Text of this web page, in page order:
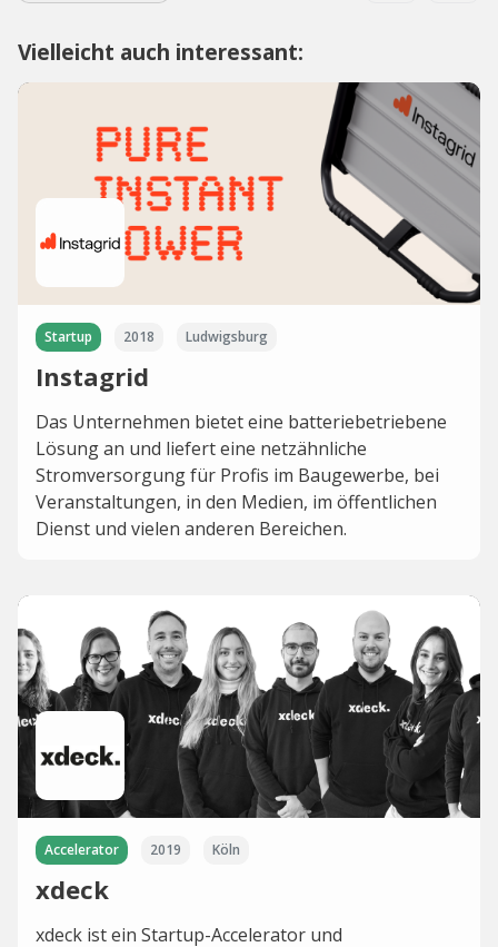
Vielleicht auch interessant:
Startup 2018 Ludwigsburg
Instagrid
Das Unternehmen bietet eine batteriebetriebene
Lösung an und liefert eine netzähnliche
Stromversorgung für Profis im Baugewerbe, bei
Veranstaltungen, in den Medien, im öffentlichen
Dienst und vielen anderen Bereichen.
Accelerator 2019 Köln
xdeck
xdeck ist ein Startup-Accelerator und